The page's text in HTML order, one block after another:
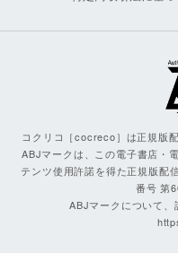
コクリコ［cocreco］は正規版
ABJマークは、この電子書店・
テンツ使用許諾を得た正規版配
番号 第
ABJマークについて、